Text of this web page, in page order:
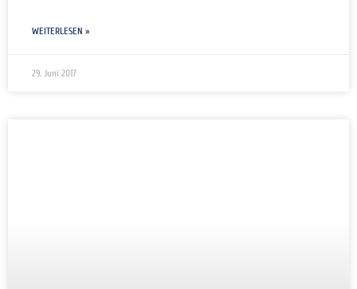
WEITERLESEN »
29. Juni 2017